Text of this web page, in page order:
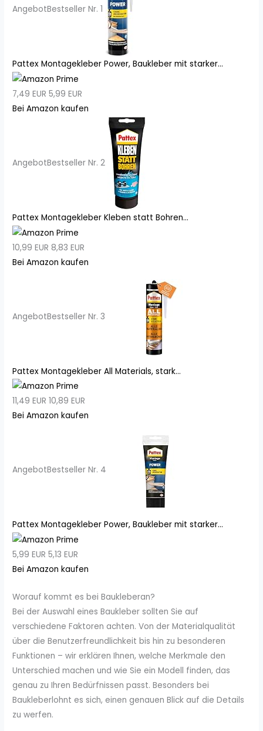
AngebotBestseller Nr. 1
Pattex Montagekleber Power, Baukleber mit starker...
7,49 EUR 5,99 EUR
Bei Amazon kaufen
AngebotBestseller Nr. 2
Pattex Montagekleber Kleben statt Bohren...
10,99 EUR 8,83 EUR
Bei Amazon kaufen
AngebotBestseller Nr. 3
Pattex Montagekleber All Materials, stark...
11,49 EUR 10,89 EUR
Bei Amazon kaufen
AngebotBestseller Nr. 4
Pattex Montagekleber Power, Baukleber mit starker...
5,99 EUR 5,13 EUR
Bei Amazon kaufen
Worauf kommt es bei Baukleberan?
Bei der Auswahl eines Baukleber sollten Sie auf
verschiedene Faktoren achten. Von der Materialqualität
über die Benutzerfreundlichkeit bis hin zu besonderen
Funktionen – wir erklären Ihnen, welche Merkmale den
Unterschied machen und wie Sie ein Modell finden, das
genau zu Ihren Bedürfnissen passt. Besonders bei
Baukleberlohnt es sich, einen genauen Blick auf die Details
zu werfen.